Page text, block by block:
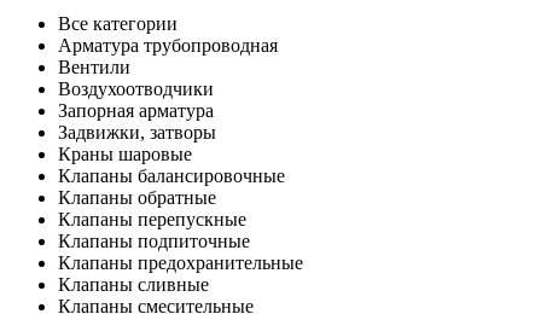
Все категории
Арматура трубопроводная
Вентили
Воздухоотводчики
Запорная арматура
Задвижки, затворы
Краны шаровые
Клапаны балансировочные
Клапаны обратные
Клапаны перепускные
Клапаны подпиточные
Клапаны предохранительные
Клапаны сливные
Клапаны смесительные